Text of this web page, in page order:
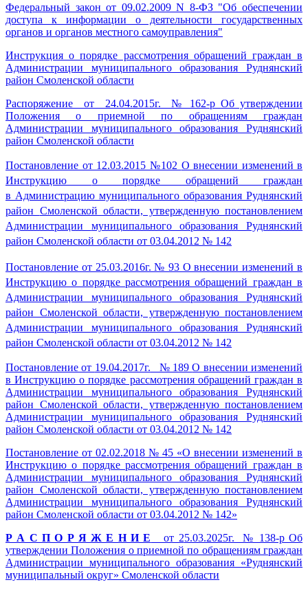
Федеральный закон от 09.02.2009 N 8-ФЗ "Об обеспечении
доступа к информации о деятельности государственных
органов и органов местного самоуправления"
Инструкция о порядке рассмотрения обращений граждан в
Администрации муниципального образования Руднянский
район Смоленской области
Распоряжение от 24.04.2015г. № 162-р Об утверждении
Положения о приемной по обращениям граждан
Администрации муниципального образования Руднянский
район Смоленской области
Постановление от 12.03.2015 №102 О внесении изменений в
Инструкцию о порядке обращений граждан
в Администрацию муниципального образования Руднянский
район Смоленской области, утвержденную постановлением
Администрации муниципального образованияРуднянский
район Смоленской области от 03.04.2012 № 142
Постановление от 25.03.2016г. № 93 О внесении изменений в
Инструкцию о порядке рассмотрения обращений граждан в
Администрации муниципального образования Руднянский
район Смоленской области, утвержденную постановлением
Администрации муниципального образования Руднянский
район Смоленской области от 03.04.2012 № 142
Постановление от 19.04.2017г. № 189О внесении изменений
в Инструкцию о порядке рассмотрения обращений граждан в
Администрации муниципального образования Руднянский
район Смоленской области, утвержденную постановлением
Администрации муниципального образования Руднянский
район Смоленской области от 03.04.2012 № 142
Постановление от 02.02.2018 № 45 «О внесении изменений в
Инструкцию о порядке рассмотрения обращений граждан в
Администрации муниципального образования Руднянский
район Смоленской области, утвержденную постановлением
Администрации муниципального образования Руднянский
район Смоленской области от 03.04.2012 № 142»
Р А С П О Р Я Ж Е Н И Е от 25.03.2025г. № 138-рОб
утверждении Положения о приемной по обращениям граждан
Администрации муниципального образования «Руднянский
муниципальный округ» Смоленской области